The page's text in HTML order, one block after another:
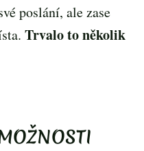
poslání, ale zase
Trvalo to několik